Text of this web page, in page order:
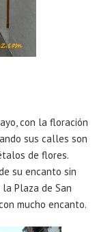
con la floración
sus calles son
de flores.
su encanto sin
Plaza de San
mucho encanto.